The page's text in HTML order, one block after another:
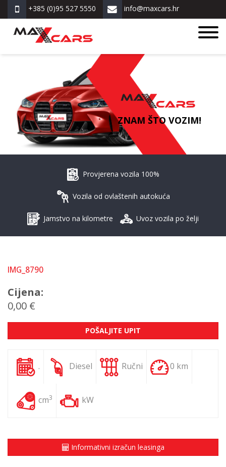
+385 (0)95 527 5550 info@maxcars.hr
ZNAM ŠTO VOZIM!
Provjerena vozila 100%
Vozila od ovlaštenih autokuća
Jamstvo na kilometre Uvoz vozila po želji
IMG_8790
Cijena:
0,00 €
POŠALJITE UPIT
. Diesel Ručni 0 km
cm3 kW
Informativni izračun leasinga